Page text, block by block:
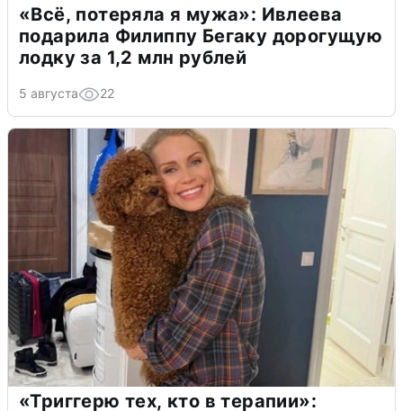
«Всё, потеряла я мужа»: Ивлеева
подарила Филиппу Бегаку дорогущую
лодку за 1,2 млн рублей
5 августа 22
«Триггерю тех, кто в терапии»: